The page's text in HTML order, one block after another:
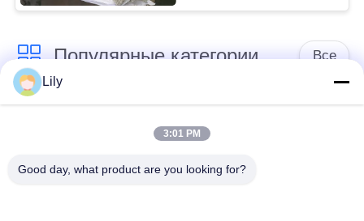
Популярные категории Все
не обкладка
азбеста
Lily
3:01 PM
Good day, what product are you looking for?